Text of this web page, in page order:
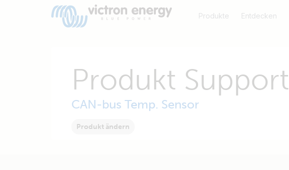
Produkte Entdecken
Produkt Support
CAN-bus Temp. Sensor
Produkt ändern